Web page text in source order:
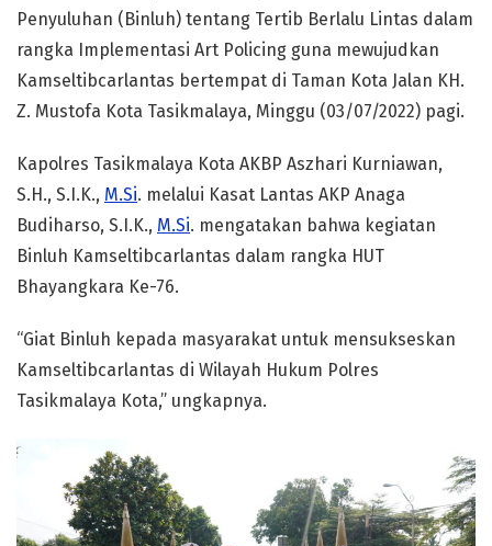
Penyuluhan (Binluh) tentang Tertib Berlalu Lintas dalam
rangka Implementasi Art Policing guna mewujudkan
Kamseltibcarlantas bertempat di Taman Kota Jalan KH.
Z. Mustofa Kota Tasikmalaya, Minggu (03/07/2022) pagi.
Kapolres Tasikmalaya Kota AKBP Aszhari Kurniawan,
S.H., S.I.K., M.Si. melalui Kasat Lantas AKP Anaga
Budiharso, S.I.K., M.Si. mengatakan bahwa kegiatan
Binluh Kamseltibcarlantas dalam rangka HUT
Bhayangkara Ke-76.
“Giat Binluh kepada masyarakat untuk mensukseskan
Kamseltibcarlantas di Wilayah Hukum Polres
Tasikmalaya Kota,” ungkapnya.